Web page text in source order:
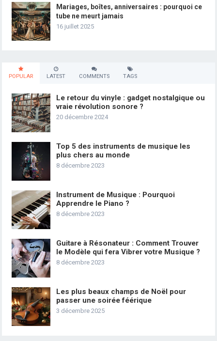
Mariages, boîtes, anniversaires : pourquoi ce
tube ne meurt jamais
16 juillet 2025
POPULAR LATEST COMMENTS TAGS
Le retour du vinyle : gadget nostalgique ou
vraie révolution sonore ?
20 décembre 2024
Top 5 des instruments de musique les
plus chers au monde
8 décembre 2023
Instrument de Musique : Pourquoi
Apprendre le Piano ?
8 décembre 2023
Guitare à Résonateur : Comment Trouver
le Modèle qui fera Vibrer votre Musique ?
8 décembre 2023
Les plus beaux champs de Noël pour
passer une soirée féérique
3 décembre 2025